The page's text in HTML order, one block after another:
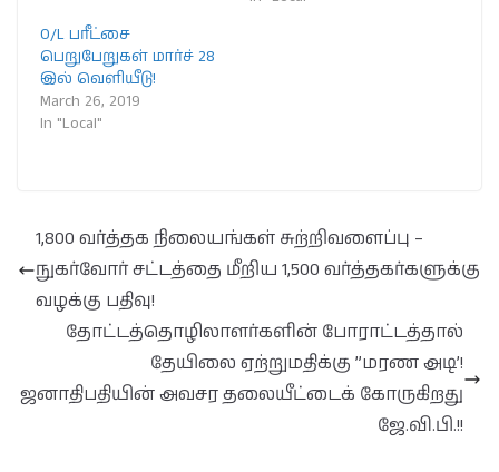
O/L பரீட்சை
பெறுபேறுகள் மார்ச் 28
இல் வெளியீடு!
March 26, 2019
In "Local"
1,800 வர்த்தக நிலையங்கள் சுற்றிவளைப்பு –
நுகர்வோர் சட்டத்தை மீறிய 1,500 வர்த்தகர்களுக்கு
வழக்கு பதிவு!
தோட்டத்தொழிலாளர்களின் போராட்டத்தால்
தேயிலை ஏற்றுமதிக்கு ”மரண அடி’!
ஜனாதிபதியின் அவசர தலையீட்டைக் கோருகிறது
ஜே.வி.பி.!!